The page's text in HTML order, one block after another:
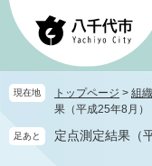
ペ
先
頭
す
メ
を
飛
し
現在地 トップページ > 組
果（平成25年8月）
足あと 定点測定結果（